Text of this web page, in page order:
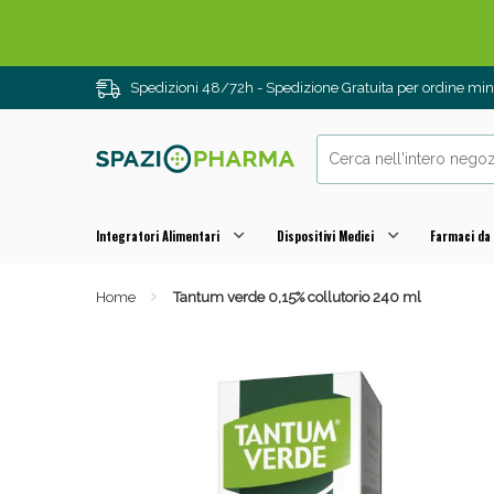
Spedizioni 48/72h - Spedizione Gratuita per ordine
Integratori Alimentari Dispositivi Medici Farmaci
Home Tantum verde 0,15% collutorio 240 ml